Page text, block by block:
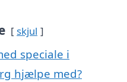
skjul
speciale i
hjælpe med?